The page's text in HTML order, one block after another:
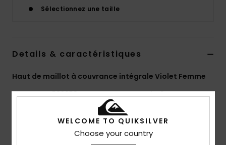
Sélectionnez une taille
Details & caractéristiques
Haut de maillot à couvrance intégrale Violet Femme
StyleEQYS503058 Code couleurphp0
Caractéristiques
Collection UNI
WELCOME TO QUIKSILVER
Choose your country